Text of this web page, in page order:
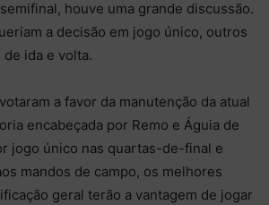
houve uma grande discussão.
a decisão em jogo único, outros
ida e volta.
a favor da manutenção da atual
encabeçada por Remo e Águia de
jogo único nas quartas-de-final e
mandos de campo, os melhores
geral terão a vantagem de jogar